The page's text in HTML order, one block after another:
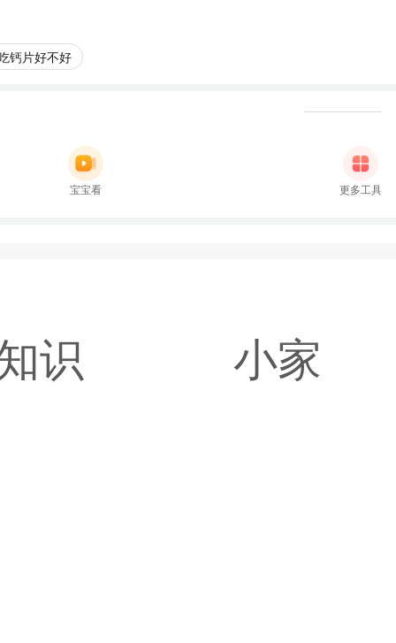
钙片好不好
宝宝看 更多工具
识 小家